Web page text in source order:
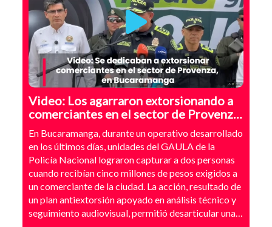
Video: Los agarraron extorsionando a
comerciantes en el sector de Provenza,
Bucaramanga
En Bucaramanga, durante un operativo desarrollado
en los últimos días, unidades del GAULA de la
Policía Nacional lograron capturar a dos personas
cuando recibían cinco millones de pesos exigidos a
un comerciante de la ciudad. La acción, resultado de
un plan antiextorsión apoyado en análisis técnico y
seguimiento audiovisual, permitió desarticular una